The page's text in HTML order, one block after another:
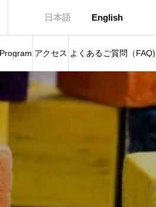
アクセス よくあるご質問（FAQ)
日本語 English